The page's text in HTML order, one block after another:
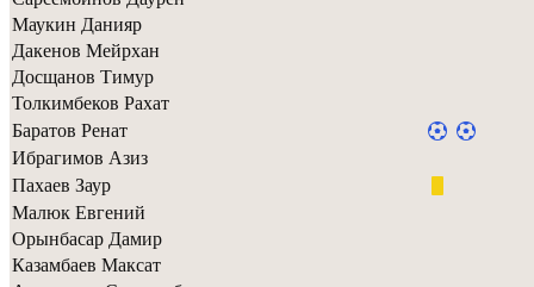
Маукин Данияр
Дакенов Мейрхан
Досщанов Тимур
Толкимбеков Рахат
Баратов Ренат
Ибрагимов Азиз
Пахаев Заур
Малюк Евгений
Орынбасар Дамир
Казамбаев Максат